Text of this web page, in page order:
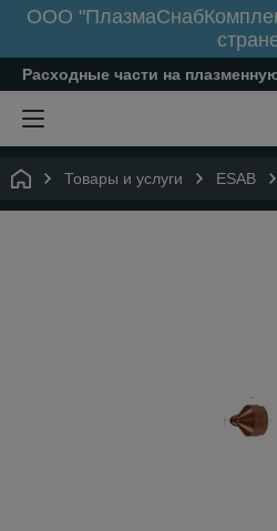
ООО
Расходные части на
Товары и услуги ESAB